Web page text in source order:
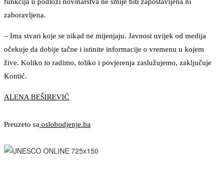
zaboravljena.
– Ima stvari koje se nikad ne mijenjaju. Javnost uvijek od medija
očekuje da dobije tačne i istinite informacije o vremenu u kojem
žive. Koliko to radimo, toliko i povjerenja zaslužujemo, zaključuje
Kontić.
ALENA BEŠIREVIĆ
Preuzeto sa oslobodjenje.ba